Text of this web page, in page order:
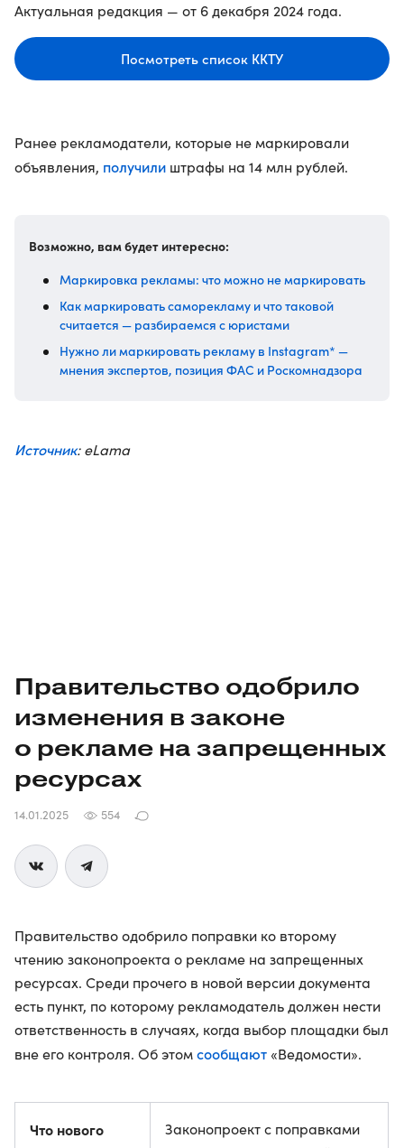
Актуальная редакция — от 6 декабря 2024 года.
Посмотреть список ККТУ
Ранее рекламодатели, которые не маркировали
объявления, получили штрафы на 14 млн рублей.
Возможно, вам будет интересно:
Маркировка рекламы: что можно не маркировать
Как маркировать саморекламу и что таковой
считается — разбираемся с юристами
Нужно ли маркировать рекламу в Instagram* —
мнения экспертов, позиция ФАС и Роскомнадзора
Источник: eLama
Правительство одобрило
изменения в законе
о рекламе на запрещенных
ресурсах
14.01.2025 554
Правительство одобрило поправки ко второму
чтению законопроекта о рекламе на запрещенных
ресурсах. Среди прочего в новой версии документа
есть пункт, по которому рекламодатель должен нести
ответственность в случаях, когда выбор площадки был
вне его контроля. Об этомсообщают «Ведомости».
Что нового
Законопроект с поправками